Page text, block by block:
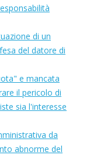
di un
del datore di
e mancata
il pericolo di
sia l'interesse
da
abnorme del